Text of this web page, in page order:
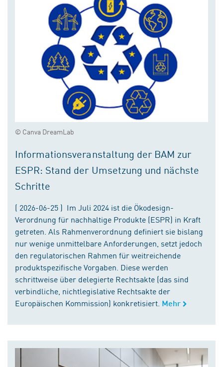
© Canva DreamLab
Informationsveranstaltung der BAM zur
ESPR: Stand der Umsetzung und nächste
Schritte
( 2026-06-25 ) Im Juli 2024 ist die Ökodesign-
Verordnung für nachhaltige Produkte (ESPR) in Kraft
getreten. Als Rahmenverordnung definiert sie bislang
nur wenige unmittelbare Anforderungen, setzt jedoch
den regulatorischen Rahmen für weitreichende
produktspezifische Vorgaben. Diese werden
schrittweise über delegierte Rechtsakte (das sind
verbindliche, nichtlegislative Rechtsakte der
Europäischen Kommission) konkretisiert. Mehr